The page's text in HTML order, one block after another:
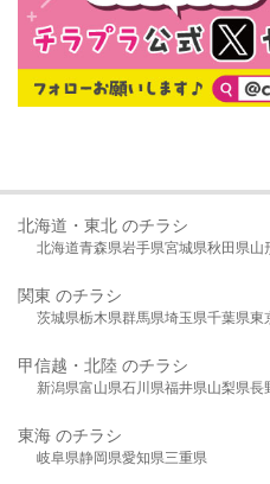
北海道・東北 のチラシ
北海道青森県岩手県宮城県秋田県山
関東 のチラシ
茨城県栃木県群馬県埼玉県千葉県東
甲信越・北陸 のチラシ
新潟県富山県石川県福井県山梨県長
東海 のチラシ
岐阜県静岡県愛知県三重県